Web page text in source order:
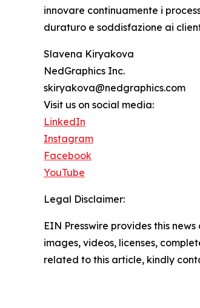
innovare continuamente i
duraturo e soddisfazione ai
Slavena Kiryakova
NedGraphics Inc.
skiryakova@nedgraphics.com
Visit us on social media:
LinkedIn
Instagram
Facebook
YouTube
Legal Disclaimer:
EIN Presswire provides this
images, videos, licenses,
related to this article, kindly